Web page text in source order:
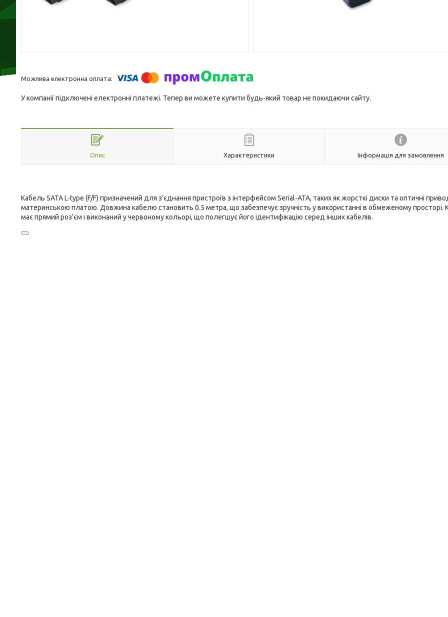
У компанії підключені електронні платежі. Тепер ви можете купити будь-який товар не покидаючи сайту.
Опис Характеристики Інформація для замовлення
Кабель SATA L-type (F/F) призначений для з’єднання пристроїв з інтерфейсом Serial-ATA, таких як жорсткі диски та оптичні
материнською платою. Довжина кабелю становить 0.5 метра, що забезпечує зручність у використанні в обмеженому просторі.
має прямий роз’єм і виконаний у червоному кольорі, що полегшує його ідентифікацію серед інших кабелів.